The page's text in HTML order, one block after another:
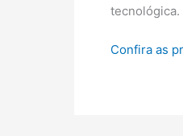
tecnológica.
Confira as